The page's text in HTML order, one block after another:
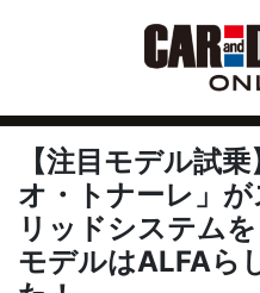
【注目モデル試
オ・トナーレ」
リッドシステム
モデルはALFAら